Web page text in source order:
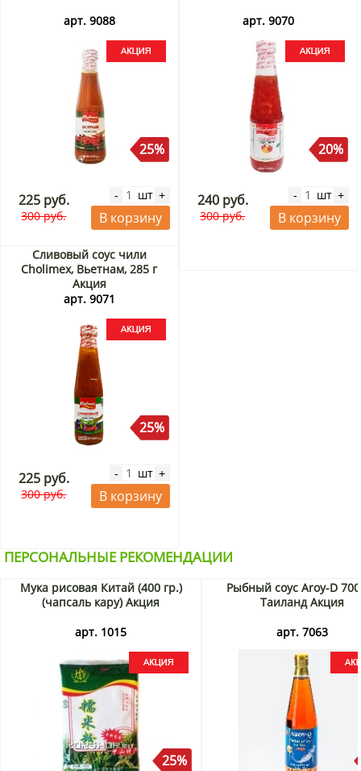
арт. 9088
25%
225 руб.
300 руб.
- шт +
В корзину
арт. 9070
20%
240 руб.
300 руб.
- шт +
В корзину
Сливовый соус чили
Cholimex, Вьетнам, 285 г
Акция
арт. 9071
25%
225 руб.
300 руб.
- шт +
В корзину
ПЕРСОНАЛЬНЫЕ РЕКОМЕНДАЦИИ
Мука рисовая Китай (400 гр.)
(чапсаль кару) Акция
арт. 1015
25%
Рыбный соус Aroy-D
Таиланд Акция
арт. 7063